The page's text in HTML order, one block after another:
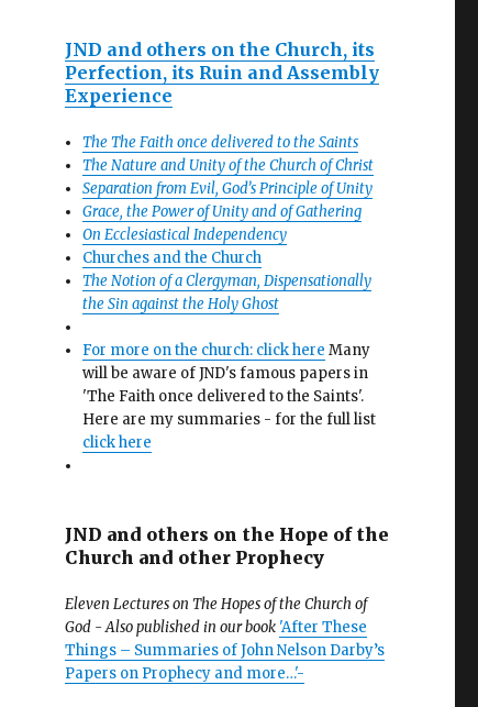
JND and others on the Church, its
Perfection, its Ruin and Assembly
Experience
The The Faith once delivered to the Saints
The Nature and Unity of the Church of Christ
Separation from Evil, God’s Principle of Unity
Grace, the Power of Unity and of Gathering
On Ecclesiastical Independency
Churches and the Church
The Notion of a Clergyman, Dispensationally
the Sin against the Holy Ghost
For more on the church: click here Many
will be aware of JND's famous papers in
'The Faith once delivered to the Saints'.
Here are my summaries - for the full list
click here
JND and others on the Hope of the
Church and other Prophecy
Eleven Lectures on The Hopes of the Church of
God - Also published in our book 'After These
Things – Summaries of John Nelson Darby’s
Papers on Prophecy and more…'-